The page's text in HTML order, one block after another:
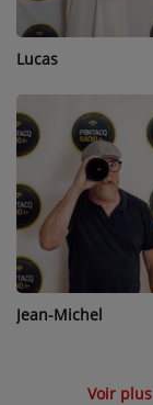
Lucas
Jean-Michel
Voir plus